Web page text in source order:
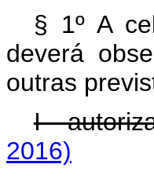
§ 1º A
deverá
outras
I -
2016)